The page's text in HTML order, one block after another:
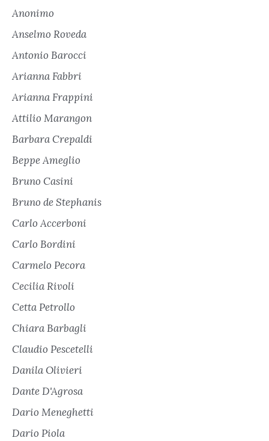
Anonimo
Anselmo Roveda
Antonio Barocci
Arianna Fabbri
Arianna Frappini
Attilio Marangon
Barbara Crepaldi
Beppe Ameglio
Bruno Casini
Bruno de Stephanis
Carlo Accerboni
Carlo Bordini
Carmelo Pecora
Cecilia Rivoli
Cetta Petrollo
Chiara Barbagli
Claudio Pescetelli
Danila Olivieri
Dante D'Agrosa
Dario Meneghetti
Dario Piola